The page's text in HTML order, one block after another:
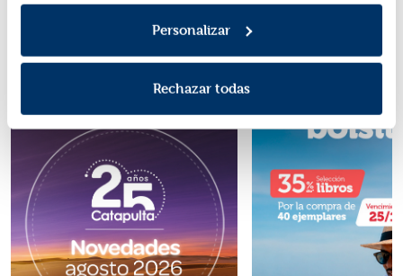
Personalizar
Rechazar todas
Promociones